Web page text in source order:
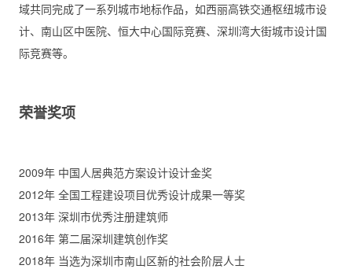
域共同完成了一系列城市地标作品，如西丽高铁交通枢纽城市设
计、南山区中医院、恒大中心国际竞赛、深圳湾大街城市设计国
际竞赛等。
荣誉奖项
2009年 中国人居典范方案设计设计金奖
2012年 全国工程建设项目优秀设计成果一等奖
2013年 深圳市优秀注册建筑师
2016年 第二届深圳建筑创作奖
2018年 当选为深圳市南山区新的社会阶层人士